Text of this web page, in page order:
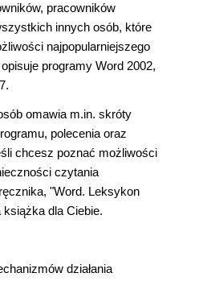
pracowników
innych osób, które
najpopularniejszego
programy Word 2002,
omawia m.in. skróty
polecenia oraz
chcesz poznać możliwości
czytania
"Word. Leksykon
dla Ciebie.
działania